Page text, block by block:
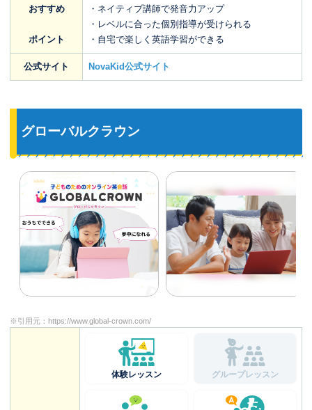
おすすめ
ポイント
・ネイティブ講師で発音力アップ
・レベルに合った個別指導が受けられる
・自宅で楽しく英語学習ができる
公式サイト NovaKid公式サイト
グローバルクラウン
※引用元： https://www.global-crown.com/
体験レッスン グループレッスン